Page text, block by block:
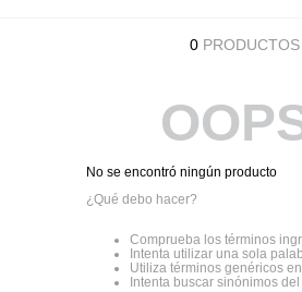
0 PRODUCTOS
No se encontró ningún producto
¿Qué debo hacer?
Comprueba los términos
Intenta utilizar una sola
Utiliza términos genéricos
Intenta buscar sinónimos